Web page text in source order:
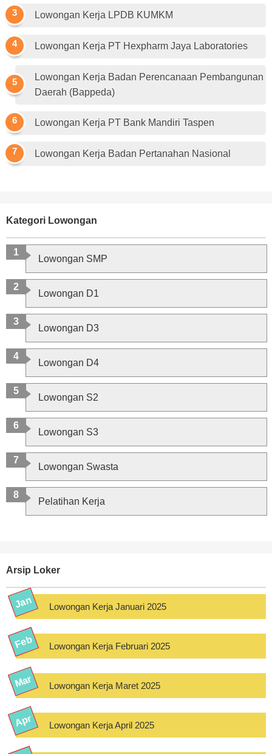
Lowongan Kerja LPDB KUMKM
Lowongan Kerja PT Hexpharm Jaya Laboratories
Lowongan Kerja Badan Perencanaan Pembangunan
Daerah (Bappeda)
Lowongan Kerja PT Bank Mandiri Taspen
Lowongan Kerja Badan Pertanahan Nasional
Kategori Lowongan
Lowongan SMP
Lowongan D1
Lowongan D3
Lowongan D4
Lowongan S2
Lowongan S3
Lowongan Swasta
Pelatihan Kerja
Arsip Loker
Lowongan Kerja Januari 2025
Lowongan Kerja Februari 2025
Lowongan Kerja Maret 2025
Lowongan Kerja April 2025